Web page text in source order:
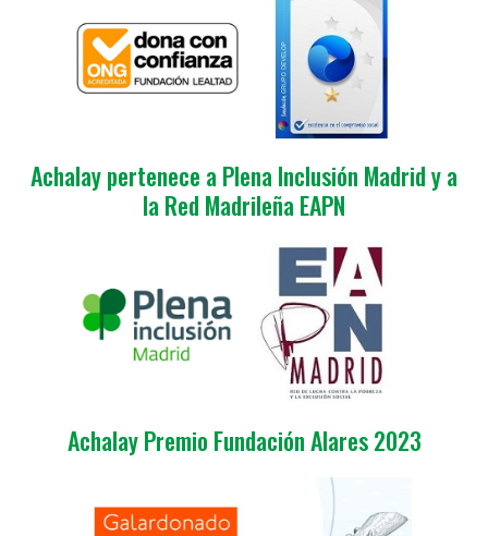
Achalay pertenece a Plena Inclusión Madrid y a
la Red Madrileña EAPN
Achalay Premio Fundación Alares 2023